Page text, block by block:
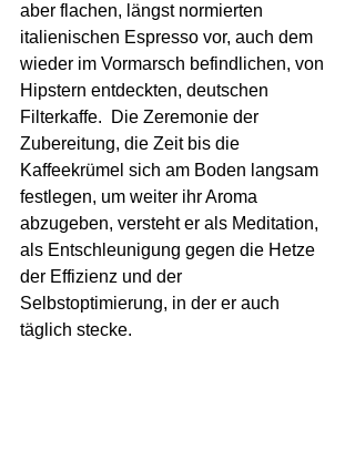
aber flachen, längst normierten
italienischen Espresso vor, auch dem
wieder im Vormarsch befindlichen, von
Hipstern entdeckten, deutschen
Filterkaffe.  Die Zeremonie der
Zubereitung, die Zeit bis die
Kaffeekrümel sich am Boden langsam
festlegen, um weiter ihr Aroma
abzugeben, versteht er als Meditation,
als Entschleunigung gegen die Hetze
der Effizienz und der
Selbstoptimierung, in der er auch
täglich stecke.